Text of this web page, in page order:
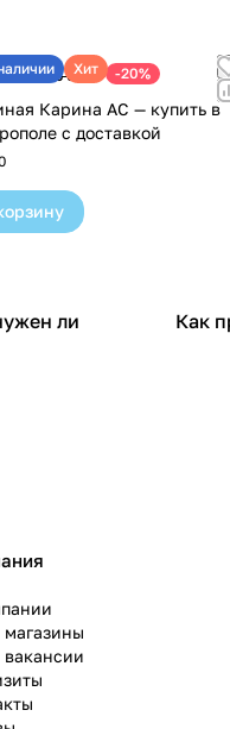
Хит
₽106 030 ₽ -20%
Карина АС — купить в
с доставкой
ли
Как